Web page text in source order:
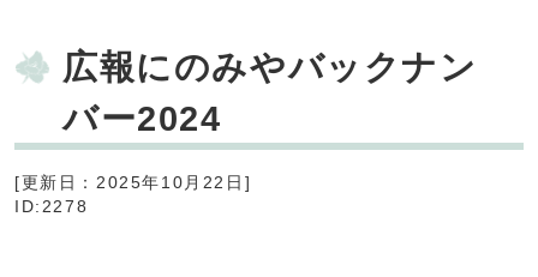
広報にのみやバックナン
バー2024
[更新日：2025年10月22日]
ID:2278